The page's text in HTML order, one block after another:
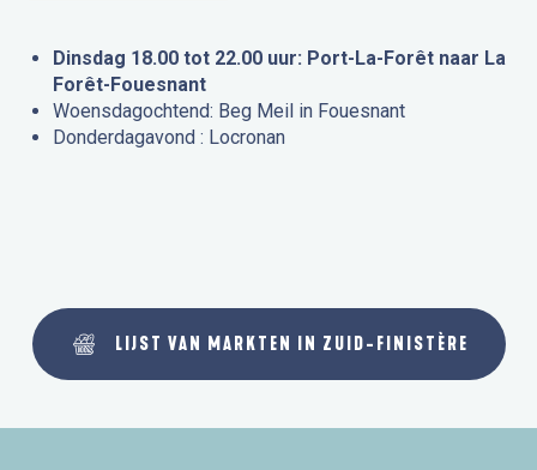
Dinsdag 18.00 tot 22.00 uur: Port-La-Forêt naar La
Forêt-Fouesnant
Woensdagochtend: Beg Meil in Fouesnant
Donderdagavond : Locronan
LIJST VAN MARKTEN IN ZUID-FINISTÈRE